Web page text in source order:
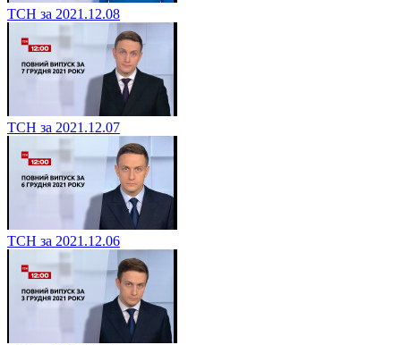
ТСН за 2021.12.08
ТСН за 2021.12.07
ТСН за 2021.12.06